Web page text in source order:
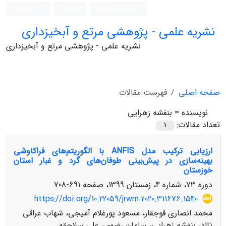
نشریه علمی - پژوهشی مرتع و آبخیزداری
نشریه علمی - پژوهشی مرتع و آبخیزداری
صفحه اصلی
فهرست مقالات
نویسنده = بنفشه زهرایی
تعداد مقالات:
1
ارزیابی ترکیب مدل ANFIS با الگوریتم‌های فراکاوشی
بهینه‌سازی در پیش‌بینی طوفان‌های گرد و غبار استان
خوزستان
دوره 73، شماره 4، زمستان 1399، صفحه
691-708
https://doi.org/10.22059/jrwm.2020.311676.1540
محمد انصاری قوجقار، مسعود پورغلام آمیجی، شهاب عراقی